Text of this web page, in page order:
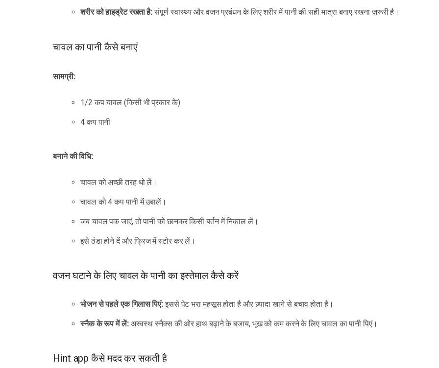
शरीर को हाइड्रेट रखता है: संपूर्ण स्वास्थ्य और वजन प्रबंधन के लिए शरीर में पानी की सही मात्रा बनाए रखना ज़रूरी है।
चावल का पानी कैसे बनाएं
सामग्री:
1/2 कप चावल (किसी भी प्रकार के)
4 कप पानी
बनाने की विधि:
चावल को अच्छी तरह धो लें।
चावल को 4 कप पानी में उबालें।
जब चावल पक जाएं, तो पानी को छानकर किसी बर्तन में निकाल लें।
इसे ठंडा होने दें और फ्रिज में स्टोर कर लें।
वजन घटाने के लिए चावल के पानी का इस्तेमाल कैसे करें
भोजन से पहले एक गिलास पिएं: इससे पेट भरा महसूस होता है और ज़्यादा खाने से बचाव होता है।
स्नैक के रूप में लें:अस्वस्थ स्नैक्स की ओर हाथ बढ़ाने के बजाय, भूख को कम करने के लिए चावल का पानी पिएं।
Hint app कैसे मदद कर सकती है